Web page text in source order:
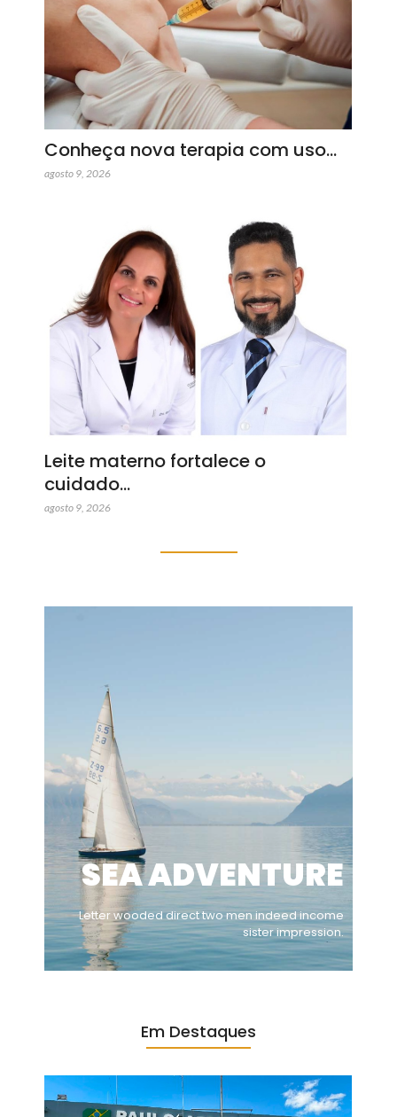
Conheça nova terapia com uso…
agosto 9, 2026
Leite materno fortalece o
cuidado…
agosto 9, 2026
SEA ADVENTURE
Letter wooded direct two men indeed income
sister impression.
Em Destaques